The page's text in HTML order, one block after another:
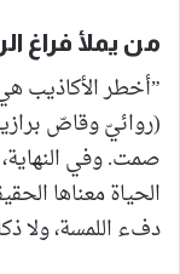
من يملأ فراغ
”أخطر الأكاذيب
(روائيّ وقاصّ
صمت. وفي
الحياة معناها
دفء اللمسة، ولا